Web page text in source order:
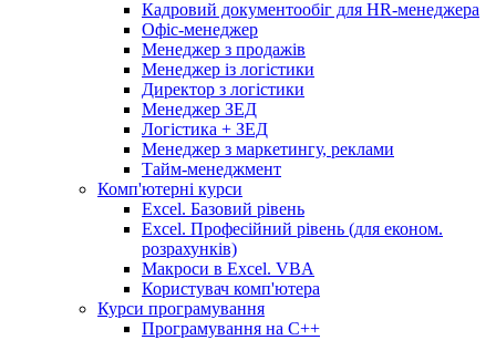
Кадровий документообіг для HR-менеджера
Офіс-менеджер
Менеджер з продажів
Менеджер із логістики
Директор з логістики
Менеджер ЗEД
Логістика + ЗЕД
Менеджер з маркетингу, реклами
Тайм-менеджмент
Комп'ютерні курси
Excel. Базовий рівень
Excel. Професійний рівень (для економ.
розрахунків)
Макроси в Excel. VBA
Користувач комп'ютера
Курси програмування
Програмування на С++